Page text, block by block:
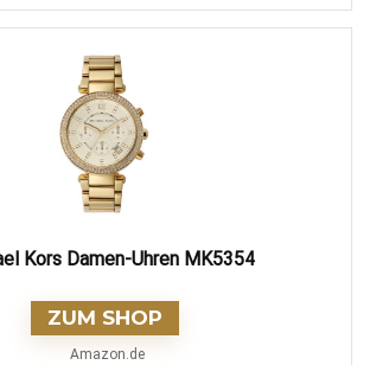
Kors Damen-Uhren MK5354
ZUM SHOP
Amazon.de